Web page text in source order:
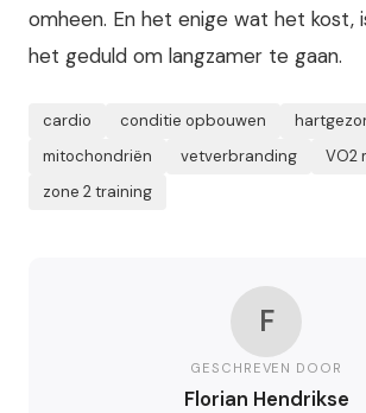
omheen. En het enige wat het kost,
het geduld om langzamer te gaan.
cardio conditie opbouwen
mitochondriën
vetverbranding
VO2
zone 2 training
F
GESCHREVEN DOOR
Florian Hendrikse